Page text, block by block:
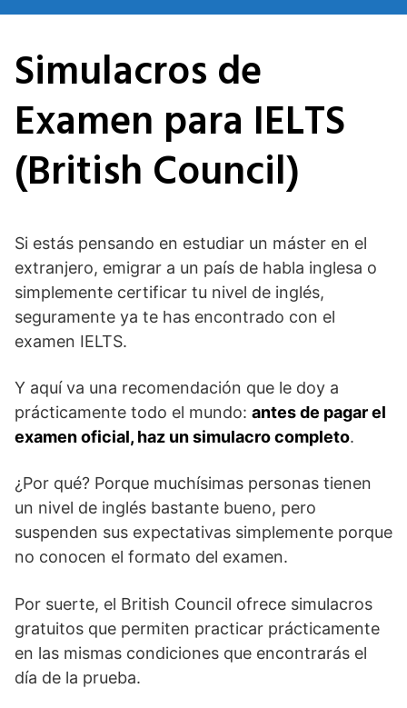
Saltar
contenido
Simulacros de
Examen para IELTS
(British Council)
Si estás pensando en estudiar un máster en el
extranjero, emigrar a un país de habla inglesa o
simplemente certificar tu nivel de inglés,
seguramente ya te has encontrado con el
examen IELTS.
Y aquí va una recomendación que le doy a
prácticamente todo el mundo: antes de pagar el
examen oficial, haz un simulacro completo.
¿Por qué? Porque muchísimas personas tienen
un nivel de inglés bastante bueno, pero
suspenden sus expectativas simplemente porque
no conocen el formato del examen.
Por suerte, el British Council ofrece simulacros
gratuitos que permiten practicar prácticamente
en las mismas condiciones que encontrarás el
día de la prueba.